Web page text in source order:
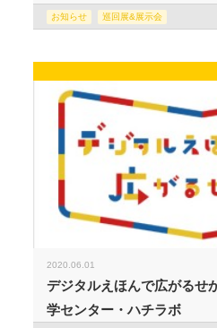
お知らせ 巡回展&展示会
2020.06.01
デジタルえほんで広がるせ
学センター・ハチラボ